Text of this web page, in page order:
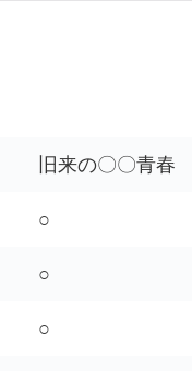
旧来の〇〇青春
○
○
○